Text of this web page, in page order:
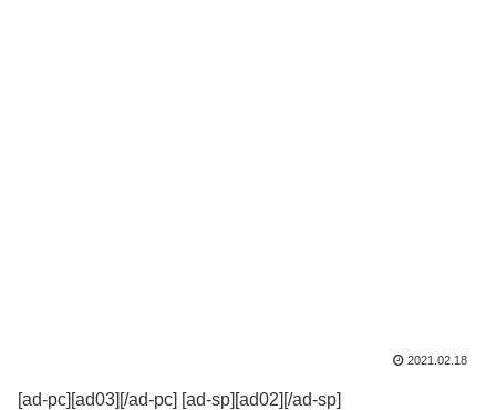
2021.02.18
[ad-pc][ad03][/ad-pc] [ad-sp][ad02][/ad-sp]